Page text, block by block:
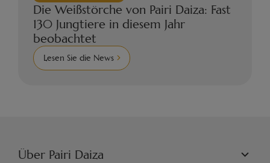
Die Weißstörche von Pairi Daiza: Fast
130 Jungtiere in diesem Jahr
beobachtet
Lesen Sie die News
Über Pairi Daiza